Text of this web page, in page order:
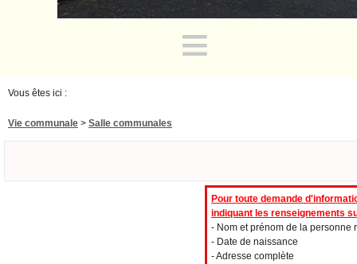
≡
Vous êtes ici :
Vie communale > Salle communales
Pour toute demande
indiquant les renseignements
- Nom et prénom de la personne
- Date de naissance
- Adresse complète